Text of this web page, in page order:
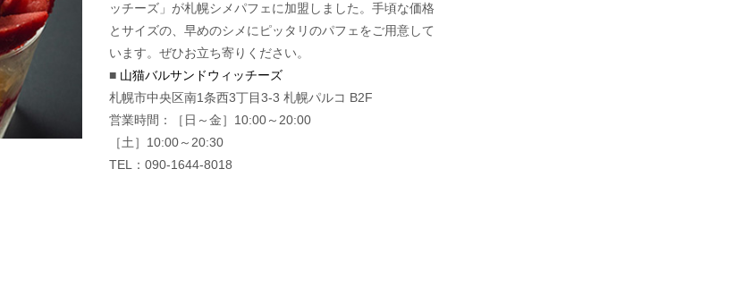
ッチーズ」が札幌シメパフェに加盟しました。手頃な価格
とサイズの、早めのシメにピッタリのパフェをご用意して
います。ぜひお立ち寄りください。
■ 山猫バルサンドウィッチーズ
札幌市中央区南1条西3丁目3-3 札幌パルコ B2F
営業時間：［日～金］10:00～20:00
［土］10:00～20:30
TEL：090-1644-8018